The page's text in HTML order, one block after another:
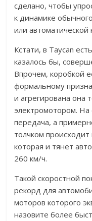
сделано, чтобы
к динамике
или автоматической
Кстати, в Taycan
казалось бы,
Впрочем, коробкой
формальному
и агрегирована она
электромотором. На
передача, а
толчком
которая и тянет
260 км/ч.
Такой скоростной
рекорд для
моторов которого
назовите более